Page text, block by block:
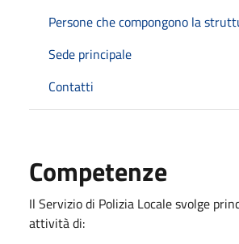
Persone che compongono la
Sede principale
Contatti
Competenze
Il Servizio di Polizia Locale svolge
attività di: